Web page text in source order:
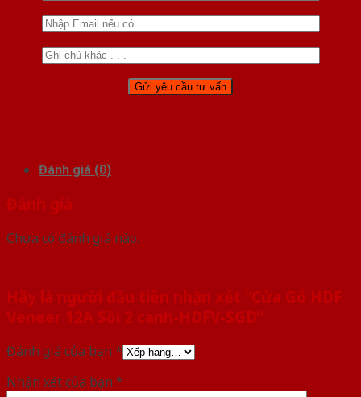
Đánh giá (0)
Đánh giá
Chưa có đánh giá nào.
Hãy là người đầu tiên nhận xét “Cửa Gỗ HDF
Veneer 12A Sồi 2 canh-HDFV-SGD”
Đánh giá của bạn *
Nhận xét của bạn *